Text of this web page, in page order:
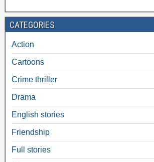
CATEGORIES
Action
Cartoons
Crime thriller
Drama
English stories
Friendship
Full stories